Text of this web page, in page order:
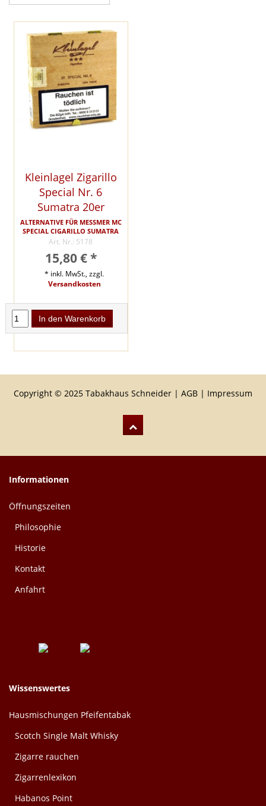
Kleinlagel Zigarillo
Special Nr. 6
Sumatra 20er
ALTERNATIVE FÜR MESSMER MC
SPECIAL CIGARILLO SUMATRA
Art. Nr.: 5178
15,80 € *
* inkl. MwSt., zzgl.
Versandkosten
In den Warenkorb
Copyright © 2025 Tabakhaus Schneider | AGB | Impressum
Informationen
Öffnungszeiten
Philosophie
Historie
Kontakt
Anfahrt
Wissenswertes
Hausmischungen Pfeifentabak
Scotch Single Malt Whisky
Zigarre rauchen
Zigarrenlexikon
Habanos Point